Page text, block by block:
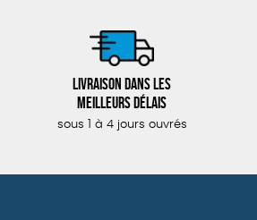
Livraison dans les
meilleurs délais
sous 1 à 4 jours ouvrés